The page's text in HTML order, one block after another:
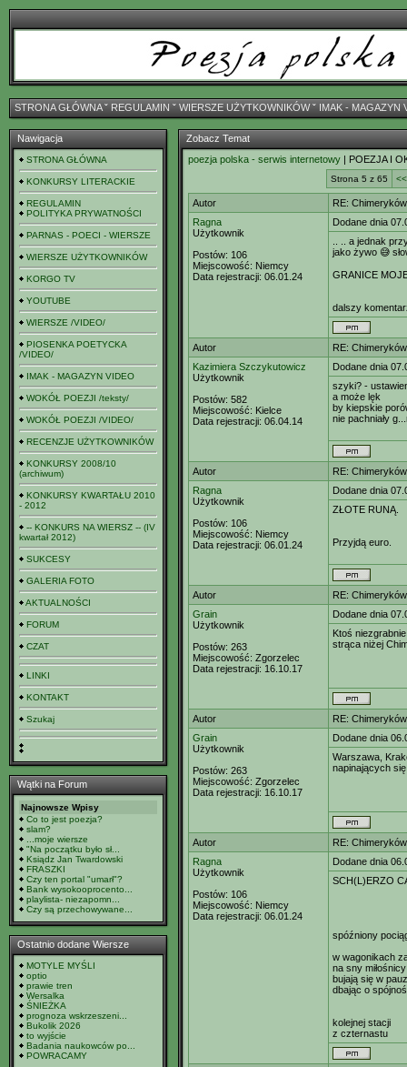
STRONA GŁÓWNAˇ REGULAMIN ˇ WIERSZE UŻYTKOWNIKÓWˇ IMAK - MAGAZYN
Nawigacja
STRONA GŁÓWNA
KONKURSY LITERACKIE
REGULAMIN
POLITYKA PRYWATNOŚCI
PARNAS - POECI - WIERSZE
WIERSZE UŻYTKOWNIKÓW
KORGO TV
YOUTUBE
WIERSZE /VIDEO/
PIOSENKA POETYCKA
/VIDEO/
IMAK - MAGAZYN VIDEO
WOKÓŁ POEZJI /teksty/
WOKÓŁ POEZJI /VIDEO/
RECENZJE UŻYTKOWNIKÓW
KONKURSY 2008/10
(archiwum)
KONKURSY KWARTAŁU 2010
- 2012
-- KONKURS NA WIERSZ -- (IV
kwartał 2012)
SUKCESY
GALERIA FOTO
AKTUALNOŚCI
FORUM
CZAT
LINKI
KONTAKT
Szukaj
Wątki na Forum
Najnowsze Wpisy
Co to jest poezja?
slam?
...moje wiersze
"Na początku było sł...
Ksiądz Jan Twardowski
FRASZKI
Czy ten portal "umarł"?
Bank wysokooprocento...
playlista- niezapomn...
Czy są przechowywane...
Ostatnio dodane Wiersze
MOTYLE MYŚLI
optio
prawie tren
Wersalka
ŚNIEŻKA
prognoza wskrzeszeni...
Bukolik 2026
to wyjście
Badania naukowców po...
POWRACAMY
Zobacz Temat
poezja polska - serwis internetowy | POEZJA I
Strona 5 z 65 <<
Autor
RE:
Ragna
Użytkownik
Postów: 106
Miejscowość: Niemcy
Data rejestracji: 06.01.24
Dodane dnia
.. .. a jednak
jako żywo 😅
GRANICE
dalszy
Autor
RE:
Kazimiera Szczykutowicz
Użytkownik
Postów: 582
Miejscowość: Kielce
Data rejestracji: 06.04.14
Dodane dnia
szyki? -
a może lęk
by kiepskie
nie pachniały
Autor
RE:
Ragna
Użytkownik
Postów: 106
Miejscowość: Niemcy
Data rejestracji: 06.01.24
Dodane dnia
ZŁOTE RUNĄ.
Przyjdą euro.
Autor
RE:
Grain
Użytkownik
Postów: 263
Miejscowość: Zgorzelec
Data rejestracji: 16.10.17
Dodane dnia
Ktoś
strąca niżej
Autor
RE:
Grain
Użytkownik
Postów: 263
Miejscowość: Zgorzelec
Data rejestracji: 16.10.17
Dodane dnia
Warszawa,
napinających
Autor
RE:
Ragna
Użytkownik
Postów: 106
Miejscowość: Niemcy
Data rejestracji: 06.01.24
Dodane dnia
SCH(L)ERZO
spóźniony
w wagonikach
na sny
bujają się w
dbając o
kolejnej stacji
z czternastu